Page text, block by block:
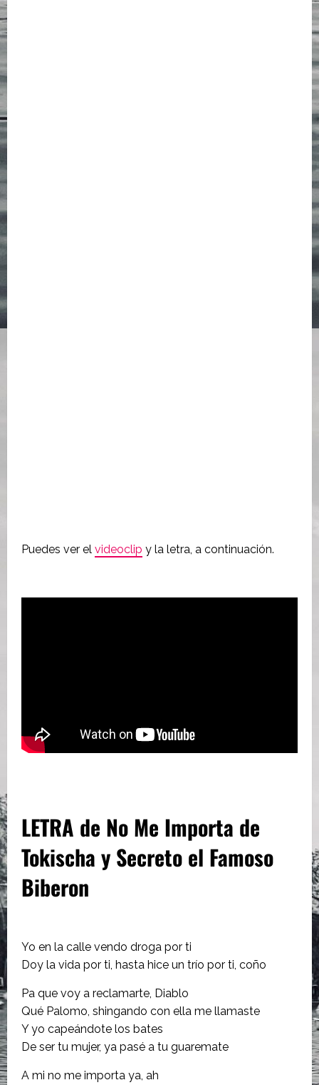
Puedes ver el videoclip y la letra, a continuación.
LETRA de No Me Importa de
Tokischa y Secreto el Famoso
Biberon
Yo en la calle vendo droga por ti
Doy la vida por ti, hasta hice un trío por ti, coño
Pa que voy a reclamarte, Diablo
Qué Palomo, shingando con ella me llamaste
Y yo capeándote los bates
De ser tu mujer, ya pasé a tu guaremate
A mi no me importa ya, ah